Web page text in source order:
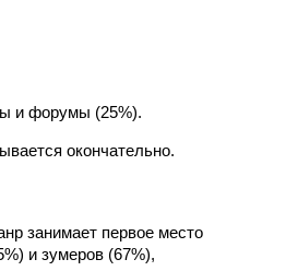
и форумы (25%).
окончательно.
занимает первое место
и зумеров (67%),